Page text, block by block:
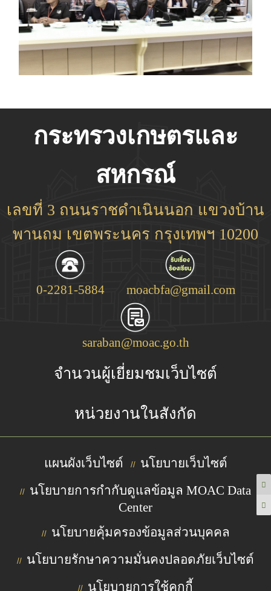
กระทรวงเกษตรและ
สหกรณ์
เลขที่ 3 ถนนราชดำเนินนอก แขวงบ้าน
พานถม เขตพระนคร กรุงเทพฯ 10200
0-2281-5884 moacbfa@gmail.com
saraban@moac.go.th
จำนวนผู้เยี่ยมชมเว็บไซต์
หน่วยงานในสังกัด
แผนผังเว็บไซต์ // นโยบายเว็บไซต์
// นโยบายการกำกับดูแลข้อมูล MOAC Data
Center
// นโยบายคุ้มครองข้อมูลส่วนบุคคล
// นโยบายรักษาความมั่นคงปลอดภัยเว็บไซต์
// นโยบายการใช้คุกกี้